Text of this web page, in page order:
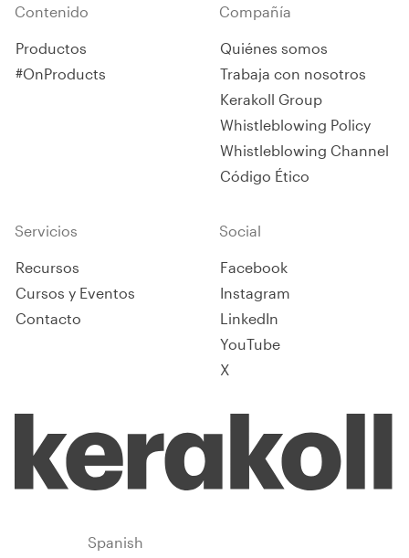
Contenido
Productos
#OnProducts
Compañía
Quiénes somos
Trabaja con nosotros
Kerakoll Group
Whistleblowing Policy
Whistleblowing Channel
Código Ético
Servicios
Recursos
Cursos y Eventos
Contacto
Social
Facebook
Instagram
LinkedIn
YouTube
X
Spanish